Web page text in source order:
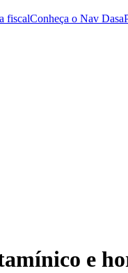
fiscalConheça o Nav Dasa
e